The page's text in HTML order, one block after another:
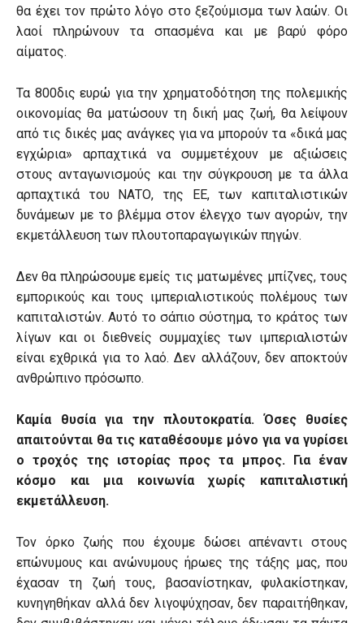
θα έχει τον πρώτο λόγο στο ξεζούμισμα των λαών. Οι
λαοί πληρώνουν τα σπασμένα και με βαρύ φόρο
αίματος.
Τα 800δις ευρώ για την χρηματοδότηση της πολεμικής
οικονομίας θα ματώσουν τη δική μας ζωή, θα λείψουν
από τις δικές μας ανάγκες για να μπορούν τα «δικά μας
εγχώρια» αρπαχτικά να συμμετέχουν με αξιώσεις
στους ανταγωνισμούς και την σύγκρουση με τα άλλα
αρπαχτικά του ΝΑΤΟ, της ΕΕ, των καπιταλιστικών
δυνάμεων με το βλέμμα στον έλεγχο των αγορών, την
εκμετάλλευση των πλουτοπαραγωγικών πηγών.
Δεν θα πληρώσουμε εμείς τις ματωμένες μπίζνες, τους
εμπορικούς και τους ιμπεριαλιστικούς πολέμους των
καπιταλιστών. Αυτό το σάπιο σύστημα, το κράτος των
λίγων και οι διεθνείς συμμαχίες των ιμπεριαλιστών
είναι εχθρικά για το λαό. Δεν αλλάζουν, δεν αποκτούν
ανθρώπινο πρόσωπο.
Καμία θυσία για την πλουτοκρατία. Όσες θυσίες
απαιτούνται θα τις καταθέσουμε μόνο για να γυρίσει
ο τροχός της ιστορίας προς τα μπρος. Για έναν
κόσμο και μια κοινωνία χωρίς καπιταλιστική
εκμετάλλευση.
Τον όρκο ζωής που έχουμε δώσει απέναντι στους
επώνυμους και ανώνυμους ήρωες της τάξης μας, που
έχασαν τη ζωή τους, βασανίστηκαν, φυλακίστηκαν,
κυνηγηθήκαν αλλά δεν λιγοψύχησαν, δεν παραιτήθηκαν,